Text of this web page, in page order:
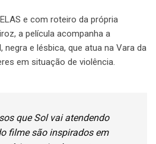
e com roteiro da própria
a película acompanha a
negra e lésbica, que atua na Vara da
em situação de violência.
que Sol vai atendendo
filme são inspirados em